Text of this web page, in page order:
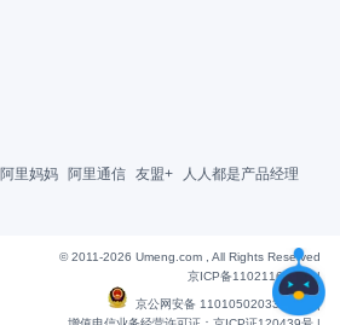
阿里妈妈 阿里通信 友盟+
人人都是产品经理
© 2011-2026 Umeng.com , All Rights Reserved
京ICP备11021163号-6|
京公网安备 11010502033607号
|